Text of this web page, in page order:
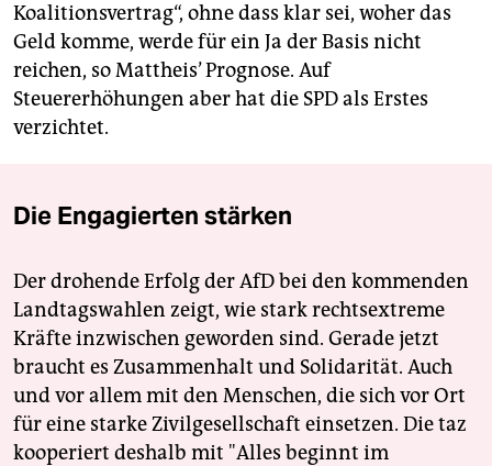
Koalitionsvertrag“, ohne dass klar sei, woher das
Geld komme, werde für ein Ja der Basis nicht
reichen, so Mattheis’ Prognose. Auf
Steuererhöhungen aber hat die SPD als Erstes
verzichtet.
Die Engagierten stärken
Der drohende Erfolg der AfD bei den kommenden
Landtagswahlen zeigt, wie stark rechtsextreme
Kräfte inzwischen geworden sind. Gerade jetzt
braucht es Zusammenhalt und Solidarität. Auch
und vor allem mit den Menschen, die sich vor Ort
für eine starke Zivilgesellschaft einsetzen. Die taz
kooperiert deshalb mit "Alles beginnt im